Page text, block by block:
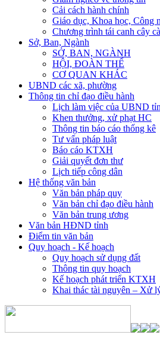
Cải cách hành chính
Giáo dục, Khoa học, Công
Chương trình tái canh cây
Sở, Ban, Ngành
SỞ, BAN, NGÀNH
HỘI, ĐOÀN THỂ
CƠ QUAN KHÁC
UBND các xã, phường
Thông tin chỉ đạo điều hành
Lịch làm việc của UBND
Khen thưởng, xử phạt HC
Thông tin báo cáo thống kê
Tư vấn pháp luật
Báo cáo KTXH
Giải quyết đơn thư
Lịch tiếp công dân
Hệ thống văn bản
Văn bản pháp quy
Văn bản chỉ đạo điều hành
Văn bản trung ương
Văn bản HĐND tỉnh
Điểm tin văn bản
Quy hoạch - Kế hoạch
Quy hoạch sử dụng đất
Thông tin quy hoạch
Kế hoạch phát triển KTXH
Khai thác tài nguyên – Xử